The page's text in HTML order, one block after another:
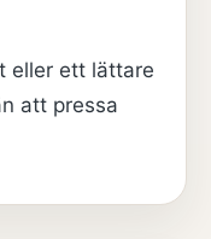
eller ett lättare
att pressa